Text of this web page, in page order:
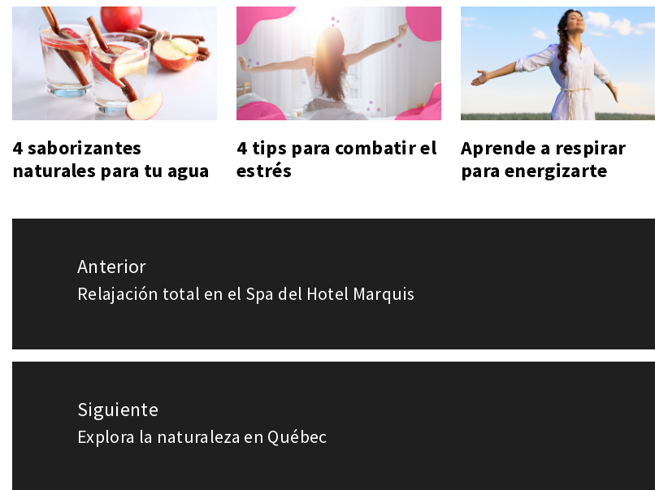
4 saborizantes
naturales para tu agua
4 tips para combatir el
estrés
Aprende a respirar
para energizarte
entradas
Anterior
Entrada
Relajación total en el Spa del Hotel Marquis
Siguiente
Entrada
Explora la naturaleza en Québec